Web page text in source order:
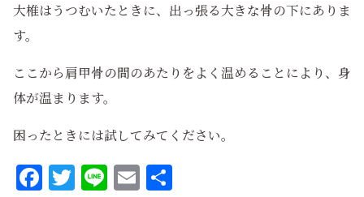
大椎はうつむいたときに、出っ張る大きな骨の下にありま
す。
ここから肩甲骨の間のあたりをよく温めることにより、身
体が温まります。
困ったときには試してみてください。
Facebook
Twitter
LineEmail